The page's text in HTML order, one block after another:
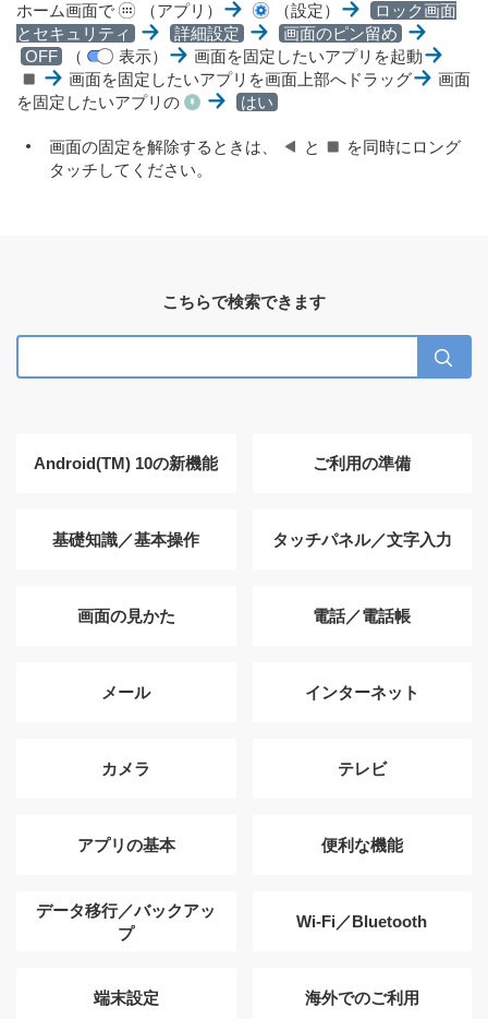
ホーム画面で （アプリ） （設定）
ロック画面
とセキュリティ
詳細設定
画面のピン留め
OFF
（ 表示）
画面を固定したいアプリを起動
画面を固定したいアプリを画面上部へドラッグ
画面
を固定したいアプリの
はい
画面の固定を解除するときは、 と
を同時にロング
タッチしてください。
こちらで検索できます
Android(TM) 10の新機能 ご利用の準備
基礎知識／基本操作 タッチパネル／文字入力
画面の見かた 電話／電話帳
メール インターネット
カメラ テレビ
アプリの基本 便利な機能
データ移行／バックアッ
プ
Wi-Fi／Bluetooth
端末設定 海外でのご利用